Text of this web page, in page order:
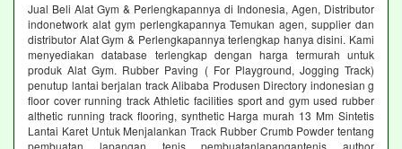
Jual Beli Alat Gym & Perlengkapannya di Indonesia, Agen, Distributor
indonetwork alat gym perlengkapannya Temukan agen, supplier dan
distributor Alat Gym & Perlengkapannya terlengkap hanya disini. Kami
menyediakan database terlengkap dengan harga termurah untuk
produk Alat Gym. Rubber Paving ( For Playground, Jogging Track)
penutup lantai berjalan track Alibaba Produsen Directory indonesian g
floor cover running track Athletic facilities sport and gym used rubber
althetic running track flooring, synthetic Harga murah 13 Mm Sintetis
Lantai Karet Untuk Menjalankan Track Rubber Crumb Powder tentang